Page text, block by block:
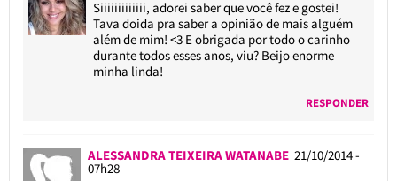
Siiiiiiiiiiiii, adorei saber que você fez e gostei!
Tava doida pra saber a opinião de mais alguém
além de mim! <3 E obrigada por todo o carinho
durante todos esses anos, viu? Beijo enorme
minha linda!
RESPONDER
ALESSANDRA TEIXEIRA WATANABE 21/10/2014 -
07h28